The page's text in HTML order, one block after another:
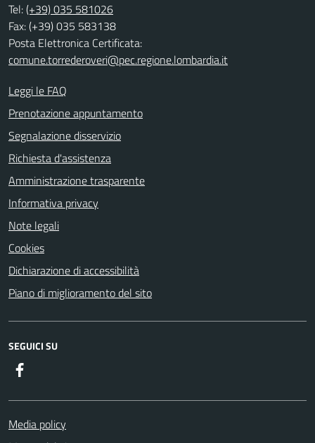
Tel:(+39) 035 581026
Fax: (+39) 035 583138
Posta Elettronica Certificata:
comune.torrederoveri@pec.regione.lombardia.it
Leggi le FAQ
Prenotazione appuntamento
Segnalazione disservizio
Richiesta d'assistenza
Amministrazione trasparente
Informativa privacy
Note legali
Cookies
Dichiarazione di accessibilità
Piano di miglioramento del sito
SEGUICI SU
Media policy